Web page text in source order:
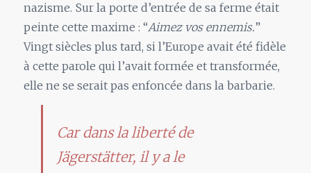
nazisme. Sur la porte d’entrée de sa ferme était
peinte cette maxime : “Aimez vos ennemis.”
Vingt siècles plus tard, si l’Europe avait été fidèle
à cette parole qui l’avait formée et transformée,
elle ne se serait pas enfoncée dans la barbarie.
Car dans la liberté de
Jägerstätter, il y a le